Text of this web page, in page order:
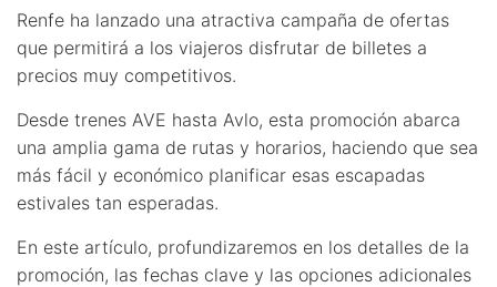
Renfe ha lanzado una atractiva campaña de ofertas
que permitirá a los viajeros disfrutar de billetes a
precios muy competitivos.
Desde trenes AVE hasta Avlo, esta promoción abarca
una amplia gama de rutas y horarios, haciendo que sea
más fácil y económico planificar esas escapadas
estivales tan esperadas.
En este artículo, profundizaremos en los detalles de la
promoción, las fechas clave y las opciones adicionales